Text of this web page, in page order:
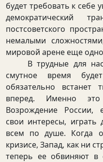
будет требовать к себе
демократический
постсоветского
немалыми
мировой арене еще
В трудные для нас
смутное время
обязательно
вперед. Именно
Возрождение России,
свои интересы,
всем по душе. Когда
кризисе, Запад, как ни
теперь ее обвиняют в